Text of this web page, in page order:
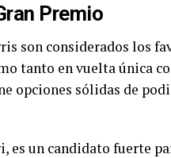
Premio
son considerados los
tanto en vuelta única
opciones sólidas de
es un candidato fuerte